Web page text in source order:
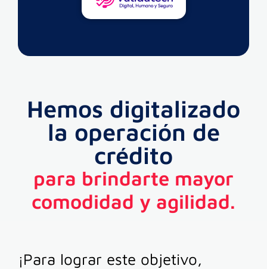
Hemos digitalizado
la operación de
crédito
para brindarte mayor
comodidad y agilidad.
¡Para lograr este objetivo,